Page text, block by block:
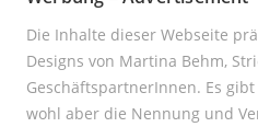
Die Inhalte dieser Webseite
Designs von Martina Behm,
GeschäftspartnerInnen. Es
wohl aber die Nennung und